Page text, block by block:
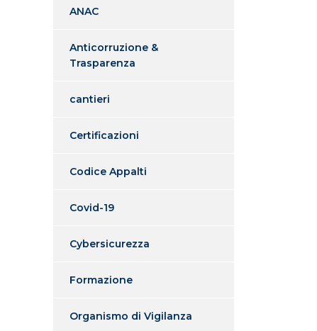
ANAC
Anticorruzione &
Trasparenza
cantieri
Certificazioni
Codice Appalti
Covid-19
Cybersicurezza
Formazione
Organismo di Vigilanza